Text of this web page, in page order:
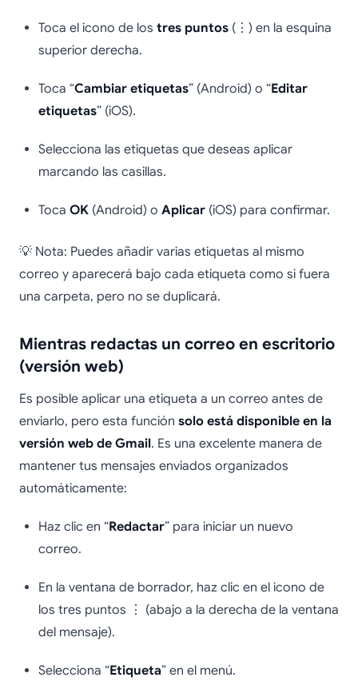
Toca el icono de los tres puntos (⋮) en la esquina
superior derecha.
Toca “Cambiar etiquetas” (Android) o “Editar
etiquetas” (iOS).
Selecciona las etiquetas que deseas aplicar
marcando las casillas.
Toca OK (Android) o Aplicar (iOS) para confirmar.
💡 Nota: Puedes añadir varias etiquetas al mismo
correo y aparecerá bajo cada etiqueta como si fuera
una carpeta, pero no se duplicará.
Mientras redactas un correo en escritorio
(versión web)
Es posible aplicar una etiqueta a un correo antes de
enviarlo, pero esta función solo está disponible en la
versión web de Gmail. Es una excelente manera de
mantener tus mensajes enviados organizados
automáticamente:
Haz clic en “Redactar” para iniciar un nuevo
correo.
En la ventana de borrador, haz clic en el icono de
los tres puntos ⋮ (abajo a la derecha de la ventana
del mensaje).
Selecciona “Etiqueta” en el menú.